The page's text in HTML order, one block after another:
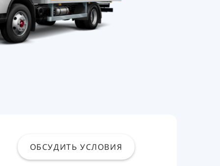
ОБСУДИТЬ УСЛОВИЯ